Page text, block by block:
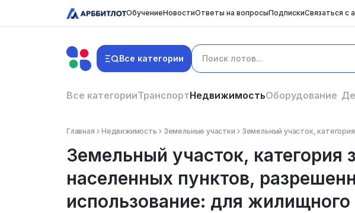
ОбучениеНовостиОтветы на вопросыПодпискиСвязаться с
Все категории
Все категорииТранспортНедвижимостьОборудование
Главная Недвижимость Земельные участки Земельный участок,
Земельный участок, категория
населенных пунктов,
использование: для жилищного